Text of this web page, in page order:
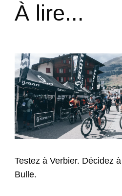
À lire...
Testez à Verbier. Décidez à
Bulle.